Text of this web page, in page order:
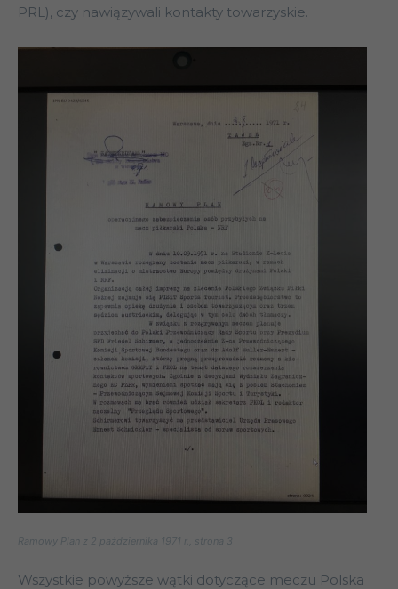
PRL), czy nawiązywali kontakty towarzyskie.
Ramowy Plan z 2 października 1971 r., strona 3
Wszystkie powyższe wątki dotyczące meczu Polska